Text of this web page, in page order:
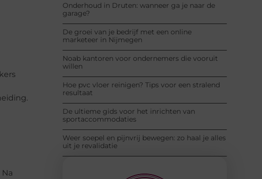
Onderhoud in Druten: wanneer ga je naar de
garage?
De groei van je bedrijf met een online
marketeer in Nijmegen
Noab kantoren voor ondernemers die vooruit
willen
Hoe pvc vloer reinigen? Tips voor een stralend
resultaat
De ultieme gids voor het inrichten van
sportaccommodaties
Weer soepel en pijnvrij bewegen: zo haal je alles
uit je revalidatie